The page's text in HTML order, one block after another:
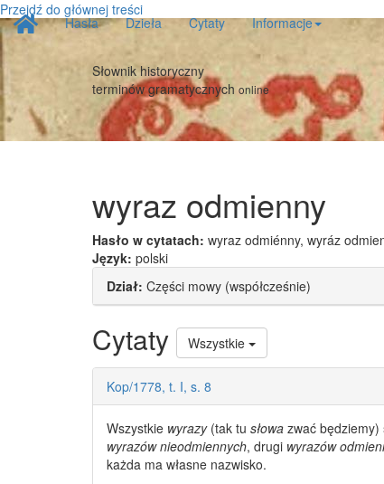
Przejdź do głównej treści
Strona
główna
Hasła Dzieła Cytaty Informacje
Słownik historyczny
terminów gramatycznych online
wyraz odmienny
Hasło w cytatach: wyraz odmiénny, wyráz
Język: polski
Dział: Części mowy (współcześnie)
Cytaty Wszystkie
Kop/1778, t. I, s. 8
Wszystkie wyrazy(tak tu słowa zwać będziemy)
wyrazów nieodmiennych, drugi wyrazów
każda ma własne nazwisko.